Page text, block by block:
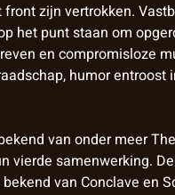
zijn vertrokken.
het punt staan om
en compromisloze
humor
van onder meer
vierde samenwerking.
van Conclave en